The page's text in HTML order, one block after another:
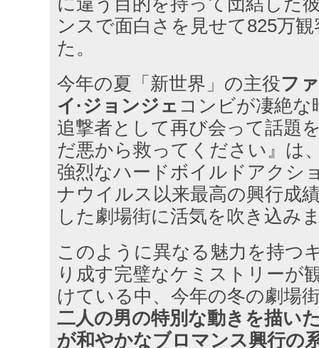
ンスで面白さを見せて825万
た。
今年の夏「新世界」の主役フ
イ·ジョンジェ コンビが凄絶な
追撃者として再び会って話題
だ悪から救ってください』は
強烈なハードボイルドアクシ
ナウイルス以来最高の興行成
した劇場街に活気を吹き込み
このように異なる魅力を持つ
り成す完璧なケミストリーが
けている中、今年の冬の劇場
二人の男の特別な動きを描い
が和やかなブロマンス興行の